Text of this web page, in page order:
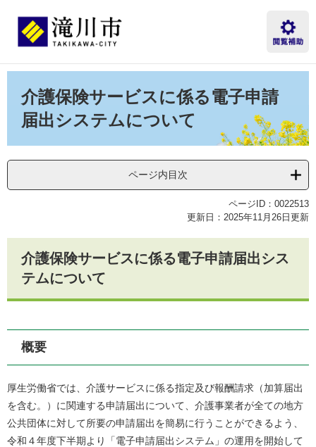
先
を
介護保険サービスに係る電子申請
届出システムについて
ページ内目次
ページID：0022513
更新日：2025年11月26日更新
介護保険サービスに係る電子申請届出シス
テムについて
概要
厚生労働省では、介護サービスに係る指定及び報酬請求（加算届出
を含む。）に関連する申請届出について、介護事業者が全ての地方
公共団体に対して所要の申請届出を簡易に行うことができるよう、
令和４年度下半期より「電子申請届出システム」の運用を開始して